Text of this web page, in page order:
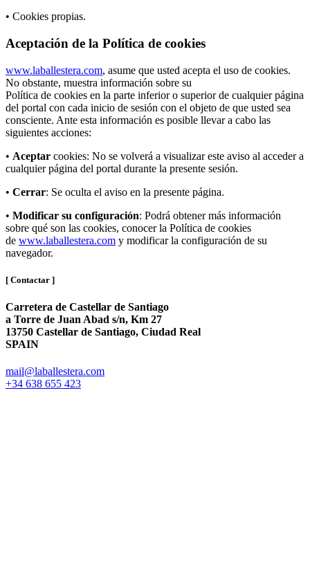
• Cookies propias.
Aceptación de la Política de cookies
www.laballestera.com, asume que usted acepta el uso de cookies.
No obstante, muestra información sobre su
Política de cookies en la parte inferior o superior de cualquier página
del portal con cada inicio de sesión con el objeto de que usted sea
consciente. Ante esta información es posible llevar a cabo las
siguientes acciones:
• Aceptar cookies: No se volverá a visualizar este aviso al acceder a
cualquier página del portal durante la presente sesión.
• Cerrar: Se oculta el aviso en la presente página.
• Modificar su configuración: Podrá obtener más información
sobre qué son las cookies, conocer la Política de cookies
de www.laballestera.com y modificar la configuración de su
navegador.
[ Contactar ]
Carretera de Castellar de Santiago
a Torre de Juan Abad s/n, Km 27
13750 Castellar de Santiago, Ciudad Real
SPAIN
mail@laballestera.com
+34 638 655 423